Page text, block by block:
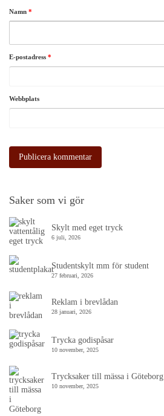
Namn *
E-postadress *
Webbplats
Saker som vi gör
Skylt med eget tryck
6 juli, 2026
Studentskylt mm för student
27 februari, 2026
Reklam i brevlådan
28 januari, 2026
Trycka godispåsar
10 november, 2025
Trycksaker till mässa i Göteborg
10 november, 2025